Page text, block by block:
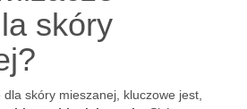
skóry
skóry mieszanej, kluczowe jest,